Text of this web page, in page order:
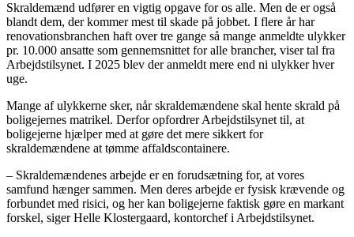
Skraldemænd udfører en vigtig opgave for os alle. Men de er også
blandt dem, der kommer mest til skade på jobbet. I flere år har
renovationsbranchen haft over tre gange så mange anmeldte ulykker
pr. 10.000 ansatte som gennemsnittet for alle brancher, viser tal fra
Arbejdstilsynet. I 2025 blev der anmeldt mere end ni ulykker hver
uge.
Mange af ulykkerne sker, når skraldemændene skal hente skrald på
boligejernes matrikel. Derfor opfordrer Arbejdstilsynet til, at
boligejerne hjælper med at gøre det mere sikkert for
skraldemændene at tømme affaldscontainere.
– Skraldemændenes arbejde er en forudsætning for, at vores
samfund hænger sammen. Men deres arbejde er fysisk krævende og
forbundet med risici, og her kan boligejerne faktisk gøre en markant
forskel, siger Helle Klostergaard, kontorchef i Arbejdstilsynet.